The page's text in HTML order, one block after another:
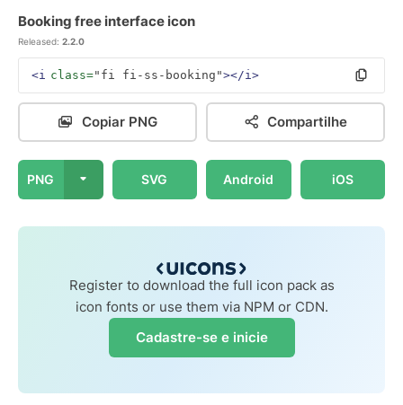
Booking free interface icon
Released: 2.2.0
<i class="fi fi-ss-booking"></i>
Copiar PNG Compartilhe
PNG SVG Android iOS
Register to download the full icon pack as
icon fonts or use them via NPM or CDN.
Cadastre-se e inicie